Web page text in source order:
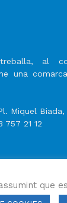
al
una
Miquel Biada,
757 21 12
que